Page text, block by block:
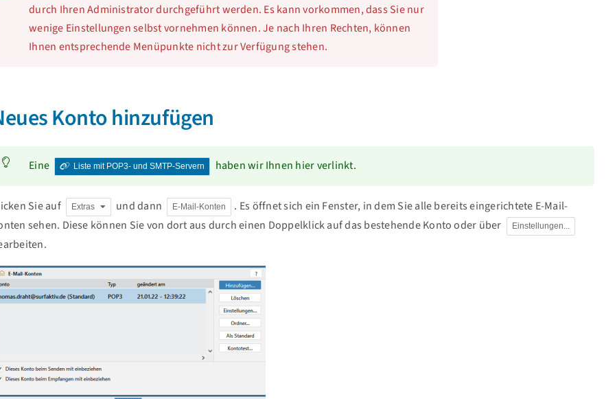
durch Ihren Administrator durchgeführt werden. Es kann vorkommen, dass Sie nur
wenige Einstellungen selbst vornehmen können. Je nach Ihren Rechten, können
Ihnen entsprechende Menüpunkte nicht zur Verfügung stehen.
Konto hinzufügen
Eine Liste mit POP3- und SMTP-Servern haben wir Ihnen hier verlinkt.
Sie auf Extras und dann E-Mail-Konten
. Es öffnet sich ein Fenster, in dem Sie alle bereits eingerichtete E-Mail-
sehen. Diese können Sie von dort aus durch einen Doppelklick auf das bestehende Konto oder über
Einstellungen...